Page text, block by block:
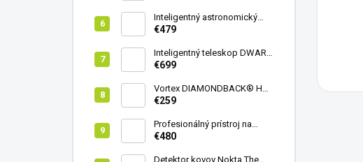
Inteligentný astronomický
teleskop DwarfLab Dwarf
€479
Inteligentný teleskop DWARF
III + originálny statív DWARF 3
€699
Vortex DIAMONDBACK® HD
8X42
€259
Profesionálný prístroj na
vedenie vŕtania Laserliner
€480
Detektor kovov Nokta The